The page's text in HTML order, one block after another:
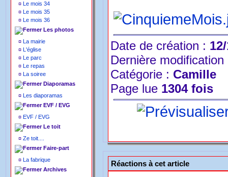
¤ Le mois 34
¤ Le mois 35
¤ Le mois 36
Les photos
¤ La mairie
¤ L'église
¤ Le parc
¤ Le repas
¤ La soiree
Diaporamas
¤ Les diaporamas
EVF / EVG
¤ EVF / EVG
Le toit
¤ Ze toit....
Faire-part
¤ La fabrique
Archives
Date de création :
Dernière
Catégorie : Camille
Page lue 1304 fois
Réactions à cet article